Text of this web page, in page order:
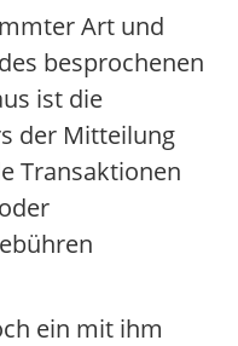
Art und
besprochenen
ist die
der Mitteilung
Transaktionen
ein mit ihm